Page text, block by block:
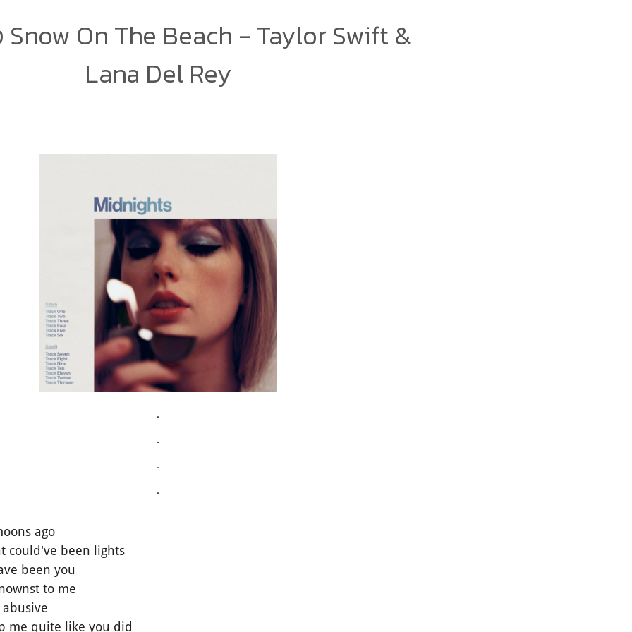
On The Beach - Taylor Swift &
Lana Del Rey
.
.
.
.
ago
could've been lights
been you
to me
me quite like you did